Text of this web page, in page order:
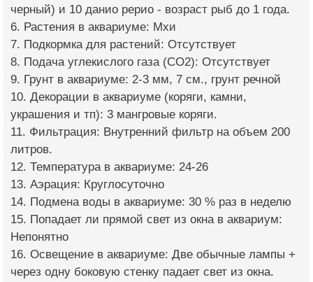
черный) и 10 данио рерио - возраст рыб до 1 года.
6. Растения в аквариуме: Мхи
7. Подкормка для растений: Отсутствует
8. Подача углекислого газа (CO2): Отсутствует
9. Грунт в аквариуме: 2-3 мм, 7 см., грунт речной
10. Декорации в аквариуме (коряги, камни,
украшения и тп): 3 мангровые коряги.
11. Фильтрация: Внутренний фильтр на объем 200
литров.
12. Температура в аквариуме: 24-26
13. Аэрация: Круглосуточно
14. Подмена воды в аквариуме: 30 % раз в неделю
15. Попадает ли прямой свет из окна в аквариум:
Непонятно
16. Освещение в аквариуме: Две обычные лампы +
через одну боковую стенку падает свет из окна.